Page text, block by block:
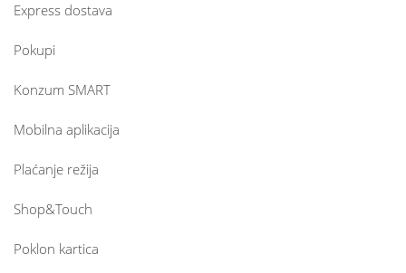
Express dostava
Pokupi
Konzum SMART
Mobilna aplikacija
Plaćanje režija
Shop&Touch
Poklon kartica